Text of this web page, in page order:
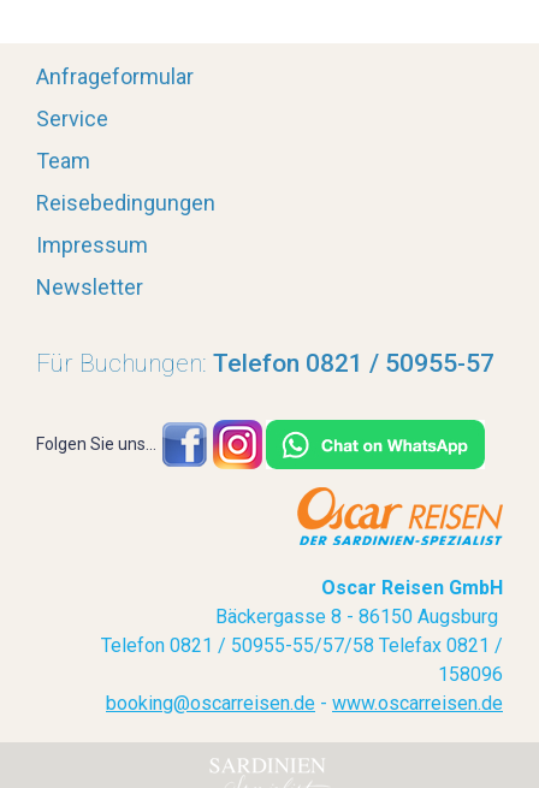
LAST-MINUTE-ANGEBOTE
SERVICE
Anfrageformular
Service
Team
Reisebedingungen
Impressum
Newsletter
Für Buchungen: Telefon 0821 / 50955-57
Folgen Sie uns...
Oscar Reisen GmbH
Bäckergasse 8 - 86150 Augsburg
Telefon 0821 / 50955-55/57/58 Telefax 0821 /
158096
booking@oscarreisen.de - www.oscarreisen.de